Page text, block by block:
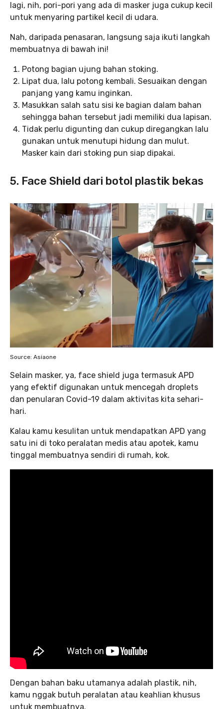
lagi, nih, pori-pori yang ada di masker juga cukup kecil
untuk menyaring partikel kecil di udara.
Nah, daripada penasaran, langsung saja ikuti langkah
membuatnya di bawah ini!
Potong bagian ujung bahan stoking.
Lipat dua, lalu potong kembali. Sesuaikan dengan
panjang yang kamu inginkan.
Masukkan salah satu sisi ke bagian dalam bahan
sehingga bahan tersebut jadi memiliki dua lapisan.
Tidak perlu digunting dan cukup diregangkan lalu
gunakan untuk menutupi hidung dan mulut.
Masker kain dari stoking pun siap dipakai.
5. Face Shield dari botol plastik bekas
Source: Asiaone
Selain masker, ya, face shield juga termasuk APD
yang efektif digunakan untuk mencegah droplets
dan penularan Covid-19 dalam aktivitas kita sehari-
hari.
Kalau kamu kesulitan untuk mendapatkan APD yang
satu ini di toko peralatan medis atau apotek, kamu
tinggal membuatnya sendiri di rumah, kok.
Dengan bahan baku utamanya adalah plastik, nih,
kamu nggak butuh peralatan atau keahlian khusus
untuk membuatnya.